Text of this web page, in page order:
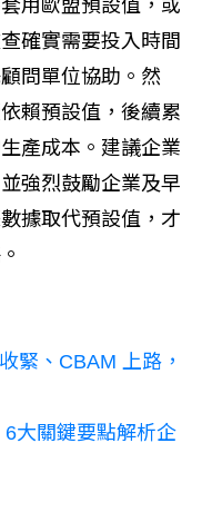
用歐盟預設值，或
確實需要投入時間
問單位協助。然
賴預設值，後續累
產成本。建議企業
強烈鼓勵企業及早
據取代預設值，才
緊、CBAM 上路，
大關鍵要點解析企